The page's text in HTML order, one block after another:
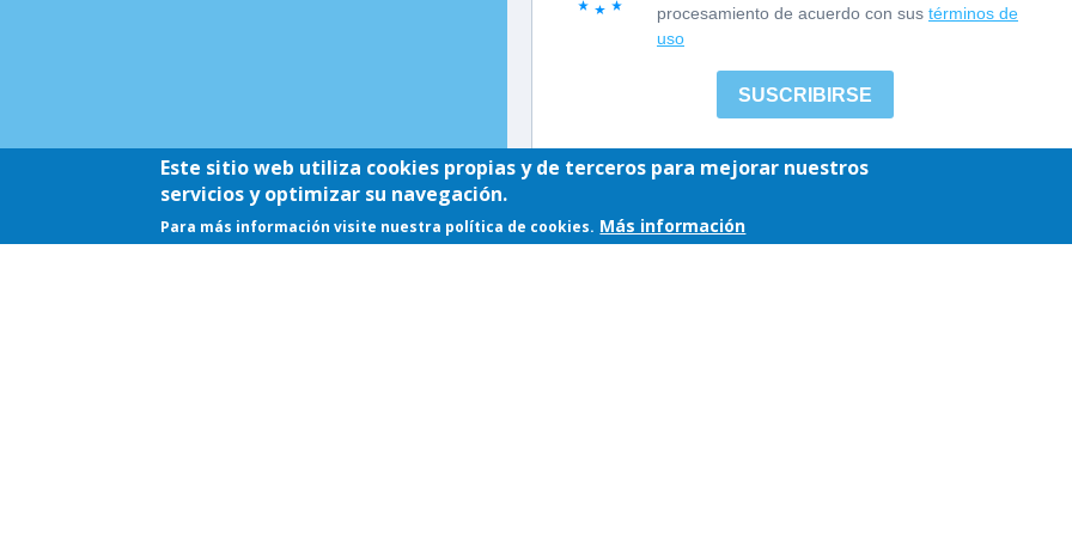
Este sitio web utiliza cookies propias y de terceros para mejorar nuestros
servicios y optimizar su navegación.
Para más información visite nuestra política de cookies. Más información